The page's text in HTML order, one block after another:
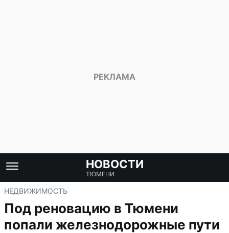
НОВОСТИ
ТЮМЕНИ
НЕДВИЖИМОСТЬ
Под реновацию в Тюмени
попали железнодорожные пути